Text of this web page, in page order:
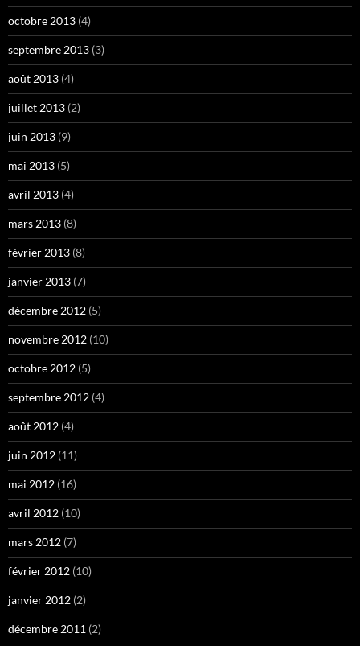
octobre 2013 (4)
septembre 2013 (3)
août 2013 (4)
juillet 2013 (2)
juin 2013 (9)
mai 2013 (5)
avril 2013 (4)
mars 2013 (8)
février 2013 (8)
janvier 2013 (7)
décembre 2012 (5)
novembre 2012 (10)
octobre 2012 (5)
septembre 2012 (4)
août 2012 (4)
juin 2012 (11)
mai 2012 (16)
avril 2012 (10)
mars 2012 (7)
février 2012 (10)
janvier 2012 (2)
décembre 2011 (2)